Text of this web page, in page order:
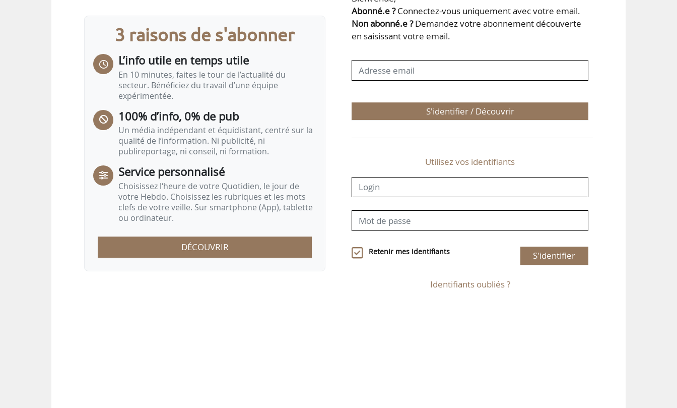
3 raisons de s'abonner
L’info utile en temps utile
En 10 minutes, faites le tour de l’actualité du
secteur. Bénéficiez du travail d’une équipe
expérimentée.
100% d’info, 0% de pub
Un média indépendant et équidistant, centré sur la
qualité de l’information. Ni publicité, ni
publireportage, ni conseil, ni formation.
Service personnalisé
Choisissez l‘heure de votre Quotidien, le jour de
votre Hebdo. Choisissez les rubriques et les mots
clefs de votre veille. Sur smartphone (App), tablette
ou ordinateur.
DÉCOUVRIR
Abonné.e ?Connectez-vous uniquement avec votre email.
Non abonné.e ?Demandez votre abonnement découverte
en saisissant votre email.
S'identifier / Découvrir
Utilisez vos identifiants
Retenir mes identifiants S'identifier
Identifiants oubliés ?